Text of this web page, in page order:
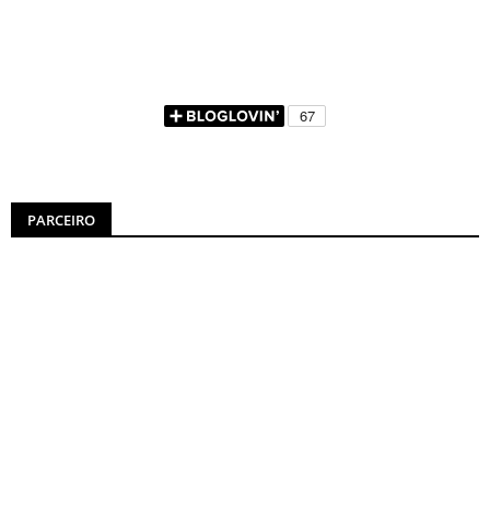
PARCEIRO